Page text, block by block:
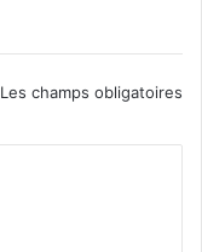
Les champs obligatoires